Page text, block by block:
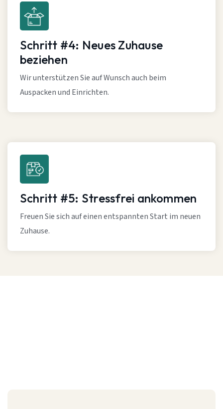
Schritt #4: Neues Zuhause
beziehen
Wir unterstützen Sie auf Wunsch auch beim
Auspacken und Einrichten.
Schritt #5: Stressfrei ankommen
Freuen Sie sich auf einen entspannten Start im neuen
Zuhause.